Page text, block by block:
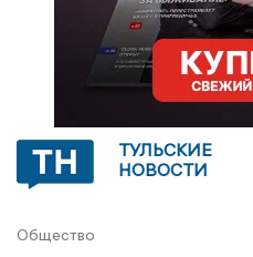
ТУЛЬСКИЕ
НОВОСТИ
Общество